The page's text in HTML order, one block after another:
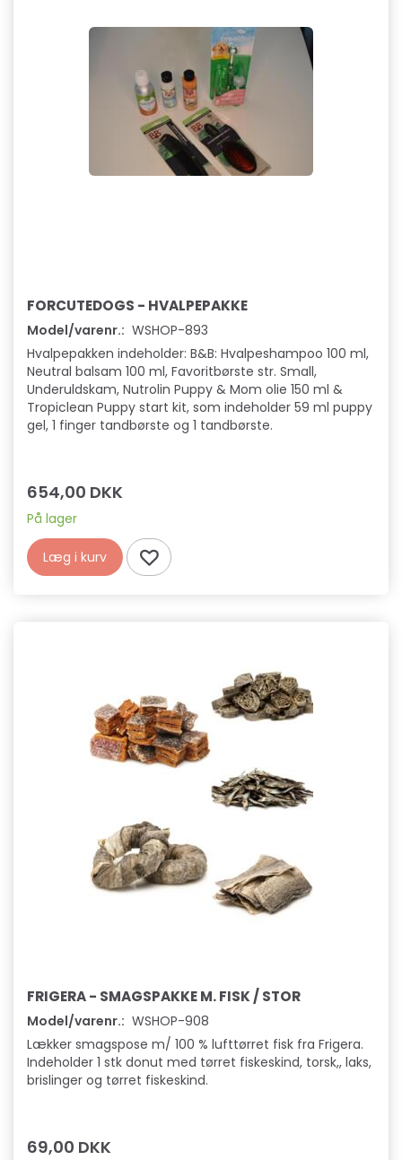
FORCUTEDOGS - HVALPEPAKKE
Model/varenr.: WSHOP-893
Hvalpepakken indeholder: B&B: Hvalpeshampoo 100 ml,
Neutral balsam 100 ml, Favoritbørste str. Small,
Underuldskam, Nutrolin Puppy & Mom olie 150 ml &
Tropiclean Puppy start kit, som indeholder 59 ml puppy
gel, 1 finger tandbørste og 1 tandbørste.
654,00 DKK
På lager
Læg i kurv
FRIGERA - SMAGSPAKKE M. FISK / STOR
Model/varenr.: WSHOP-908
Lækker smagspose m/ 100 % lufttørret fisk fra Frigera.
Indeholder 1 stk donut med tørret fiskeskind, torsk,, laks,
brislinger og tørret fiskeskind.
69,00 DKK